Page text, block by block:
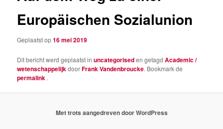
Europäischen Sozialunion
Geplaatst op16 mei 2019
Dit bericht werd geplaatst inuncategoriseden getagdAcademic /
wetenschappelijkdoorFrank Vandenbroucke. Bookmark de
permalink .
Met trots aangedreven door WordPress